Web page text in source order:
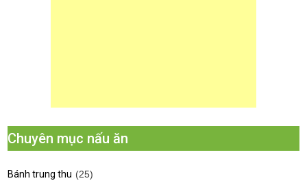
Chuyên mục nấu ăn
Bánh trung thu (25)